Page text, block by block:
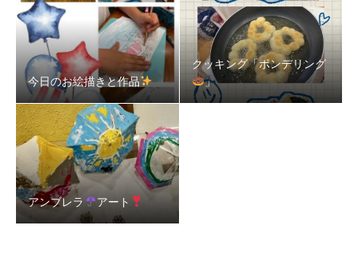
今日のお絵描きと作品
クッキング「ポンデリング
」
アンブレラ アート